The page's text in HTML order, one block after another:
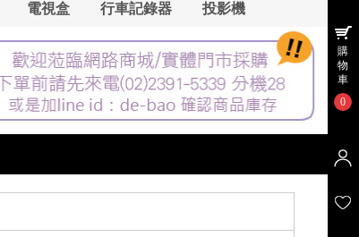
電視盒 行車記錄器 投影機
購
物
車
0